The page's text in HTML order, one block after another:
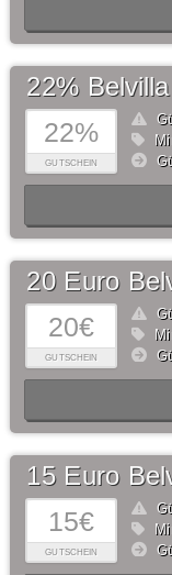
22%
GUTSCHEIN
22%
20€
GUTSCHEIN
20 Euro
15€
GUTSCHEIN
15 Euro